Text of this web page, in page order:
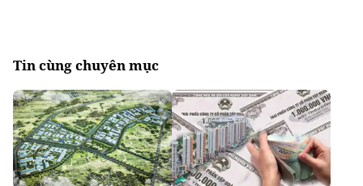
Tin cùng chuyên mục